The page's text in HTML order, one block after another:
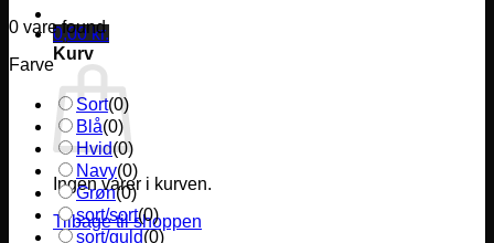
0,00 kr.
Kurv
Ingen varer i kurven.
Tilbage til shoppen
0 vare found
Farve
Sort(0)
Blå(0)
Hvid(0)
Navy(0)
Grøn(0)
sort/sort(0)
sort/guld(0)